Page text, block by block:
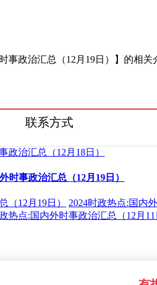
事政治汇总（12月19日）】的相
联系方式
政治汇总（12月18日）
时事政治汇总（12月19日）
（12月19日）
2024时政热点:国内
热点:国内外时事政治汇总（12月11